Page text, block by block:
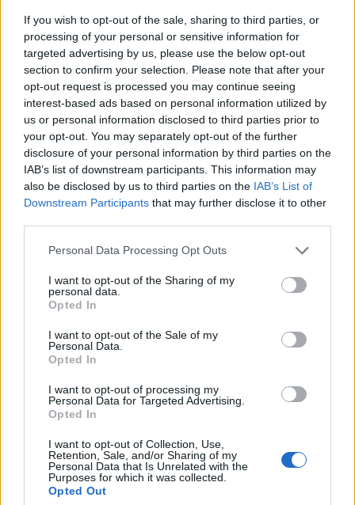
If you wish to opt-out of the sale, sharing to third parties, or
processing of your personal or sensitive information for
targeted advertising by us, please use the below opt-out
section to confirm your selection. Please note that after your
opt-out request is processed you may continue seeing
interest-based ads based on personal information utilized by
us or personal information disclosed to third parties prior to
your opt-out. You may separately opt-out of the further
disclosure of your personal information by third parties on the
IAB’s list of downstream participants. This information may
also be disclosed by us to third parties on the IAB’s List of
Downstream Participants that may further disclose it to other
Personal Data Processing Opt Outs
I want to opt-out of the Sharing of my
personal data.
Opted In
I want to opt-out of the Sale of my
Personal Data.
Opted In
I want to opt-out of processing my
Personal Data for Targeted Advertising.
Opted In
I want to opt-out of Collection, Use,
Retention, Sale, and/or Sharing of my
Personal Data that Is Unrelated with the
Purposes for which it was collected.
Opted Out
POWIĄZANE DYSKUSJE NA FORUM Z
KATEGORII PROFILAKTYKA
gość
Forum:Pediatria - grupa dla rodziny i pacjenta
PSYCHOLOG DZIECIĘCY - SZCZECIN
proszę o jakąś wiadomość. Dziękuję
Reklama: